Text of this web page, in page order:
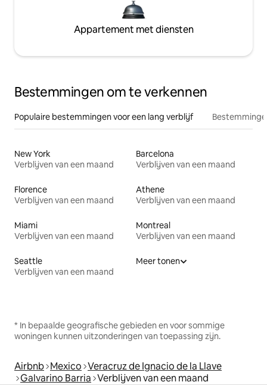
Appartement met diensten
Bestemmingen om te verkennen
Populaire bestemmingen voor een lang verblijf
New York
Verblijven van een maand
Barcelona
Verblijven van een maand
Florence
Verblijven van een maand
Athene
Verblijven van een maand
Miami
Verblijven van een maand
Montreal
Verblijven van een maand
Seattle
Verblijven van een maand
Meer tonen
* In bepaalde geografische gebieden en voor sommige
woningen kunnen uitzonderingen van toepassing zijn.
Airbnb Mexico Veracruz de Ignacio de la Llave
Galvarino Barria Verblijven van een maand